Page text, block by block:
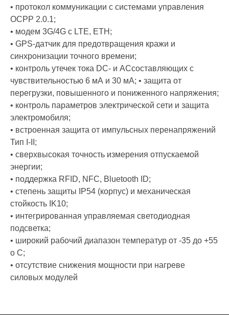
• протокол коммуникации с системами управления
OCPP 2.0.1;
• модем 3G/4G с LTE, ETH;
• GPS-датчик для предотвращения кражи и
синхронизации точного времени;
• контроль утечек тока DC- и ACсоставляющих с
чувствительностью 6 мА и 30 мА; • защита от
перегрузки, повышенного и пониженного напряжения;
• контроль параметров электрической сети и защита
электромобиля;
• встроенная защита от импульсных перенапряжений
Тип I-II;
• сверхвысокая точность измерения отпускаемой
энергии;
• поддержка RFID, NFC, Bluetooth ID;
• степень защиты IP54 (корпус) и механическая
стойкость IK10;
• интегрированная управляемая светодиодная
подсветка;
• широкий рабочий диапазон температур от -35 до +55
о С;
• отсутствие снижения мощности при нагреве
силовых модулей